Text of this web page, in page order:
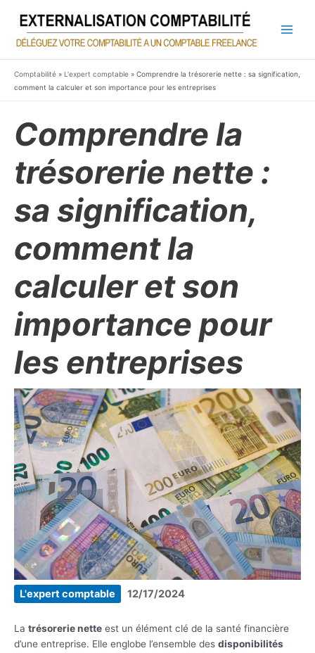
contenu
Comptabilité » L'expert comptable » Comprendre la trésorerie nette : sa signification,
comment la calculer et son importance pour les entreprises
Comprendre la
trésorerie nette :
sa signification,
comment la
calculer et son
importance pour
les entreprises
L'expert comptable 12/17/2024
La trésorerie nette est un élément clé de la santé financière
d’une entreprise. Elle englobe l’ensemble des disponibilités